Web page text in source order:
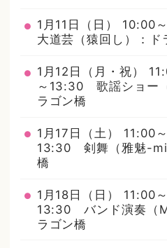
1月11日（日） 10:00
大道芸（猿回し）：ド
1月12日（月・祝）
～13:30 歌謡ショー
ラゴン橋
1月17日（土） 11:00
13:30 剣舞（雅魅-
橋
1月18日（日） 11:00
13:30 バンド演奏（
ラゴン橋